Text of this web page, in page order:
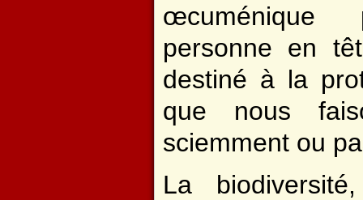
personne en
destiné à la
que nous
sciemment ou
La